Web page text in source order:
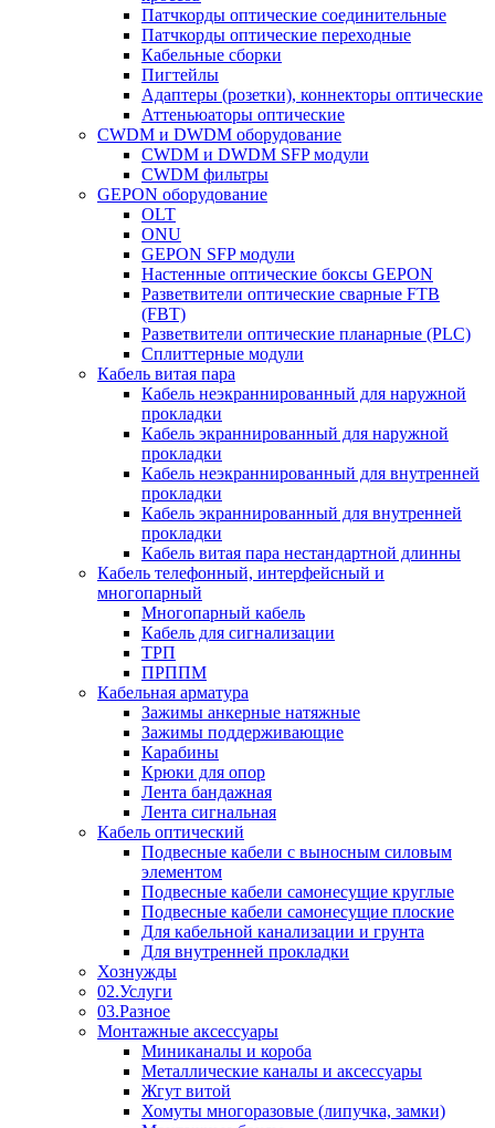
Патчкорды оптические соединительные
Патчкорды оптические переходные
Кабельные сборки
Пигтейлы
Адаптеры (розетки), коннекторы оптические
Аттеньюаторы оптические
CWDM и DWDM оборудование
CWDM и DWDM SFP модули
CWDM фильтры
GEPON оборудование
OLT
ONU
GEPON SFP модули
Настенные оптические боксы GEPON
Разветвители оптические сварные FTB
(FBT)
Разветвители оптические планарные (PLC)
Сплиттерные модули
Кабель витая пара
Кабель неэкраннированный для наружной
прокладки
Кабель экраннированный для наружной
прокладки
Кабель неэкраннированный для внутренней
прокладки
Кабель экраннированный для внутренней
прокладки
Кабель витая пара нестандартной длинны
Кабель телефонный, интерфейсный и
многопарный
Многопарный кабель
Кабель для сигнализации
ТРП
ПРППМ
Кабельная арматура
Зажимы анкерные натяжные
Зажимы поддерживающие
Карабины
Крюки для опор
Лента бандажная
Лента сигнальная
Кабель оптический
Подвесные кабели с выносным силовым
элементом
Подвесные кабели самонесущие круглые
Подвесные кабели самонесущие плоские
Для кабельной канализации и грунта
Для внутренней прокладки
Хознужды
02.Услуги
03.Разное
Монтажные аксессуары
Миниканалы и короба
Металлические каналы и аксессуары
Жгут витой
Хомуты многоразовые (липучка, замки)